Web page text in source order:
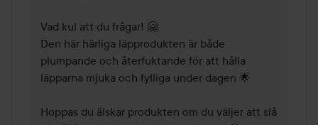
Vad kul att du frågar! 🤗
Den här härliga läpprodukten är både
plumpande och återfuktande för att hålla
läpparna mjuka och fylliga under dagen 🌟
Hoppas du älskar produkten om du väljer att slå